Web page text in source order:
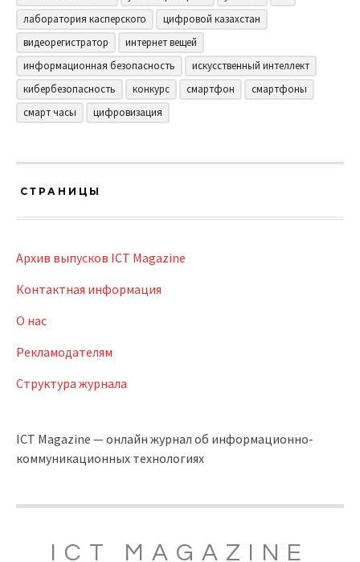
лаборатория касперского
цифровой казахстан
видеорегистратор
интернет вещей
информационная безопасность
искусственный интеллект
кибербезопасность
конкурс смартфон
смартфоны
смарт часы
цифровизация
СТРАНИЦЫ
Архив выпусков ICT Magazine
Контактная информация
О нас
Рекламодателям
Структура журнала
ICT Magazine — онлайн журнал об информационно-
коммуникационных технологиях
ICT MAGAZINE